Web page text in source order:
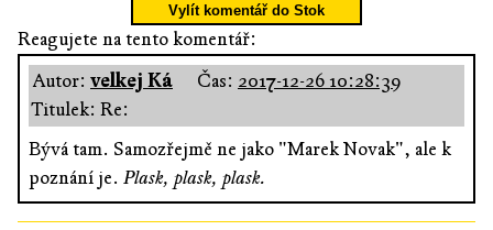
Vylít komentář do Stok
Reagujete na tento komentář:
Autor: velkej Ká Čas: 2017-12-26 10:28:39
Titulek: Re:
Bývá tam. Samozřejmě ne jako "Marek Novak", ale k
poznání je. Plask, plask, plask.